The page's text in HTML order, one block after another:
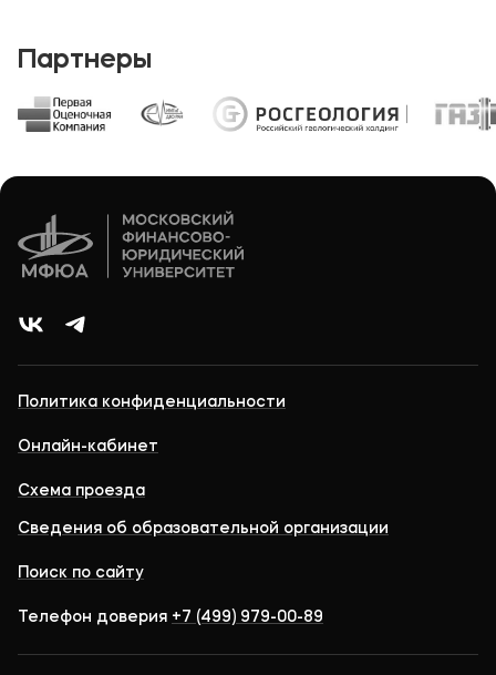
Партнеры
Политика конфиденциальности
Онлайн-кабинет
Схема проезда
Сведения об образовательной организации
Поиск по сайту
Телефон доверия +7 (499) 979-00-89